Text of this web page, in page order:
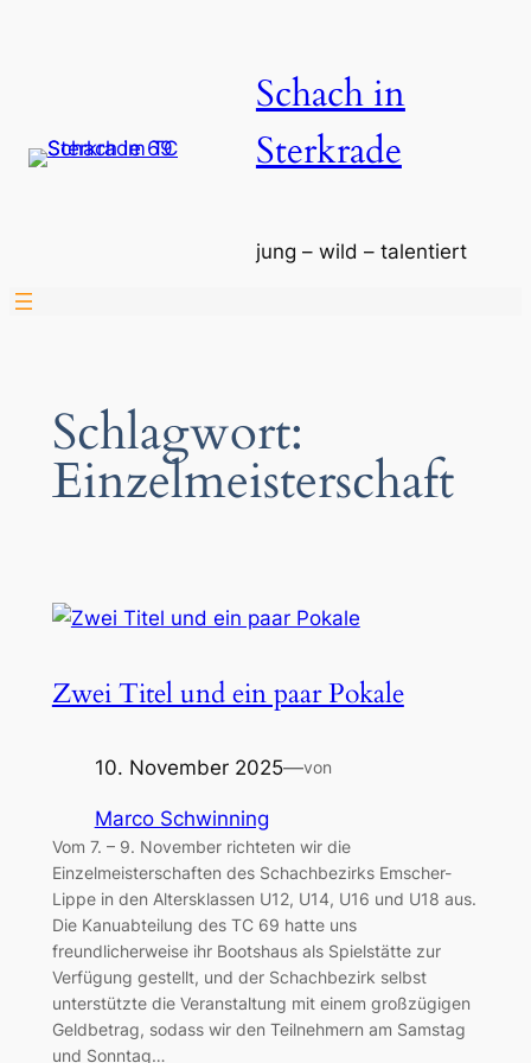
Schach in
Sterkrade
jung – wild – talentiert
Schlagwort:
Einzelmeisterschaft
Zwei Titel und ein paar Pokale
10. November 2025—von
Marco Schwinning
Vom 7. – 9. November richteten wir die
Einzelmeisterschaften des Schachbezirks Emscher-
Lippe in den Altersklassen U12, U14, U16 und U18 aus.
Die Kanuabteilung des TC 69 hatte uns
freundlicherweise ihr Bootshaus als Spielstätte zur
Verfügung gestellt, und der Schachbezirk selbst
unterstützte die Veranstaltung mit einem großzügigen
Geldbetrag, sodass wir den Teilnehmern am Samstag
und Sonntag…